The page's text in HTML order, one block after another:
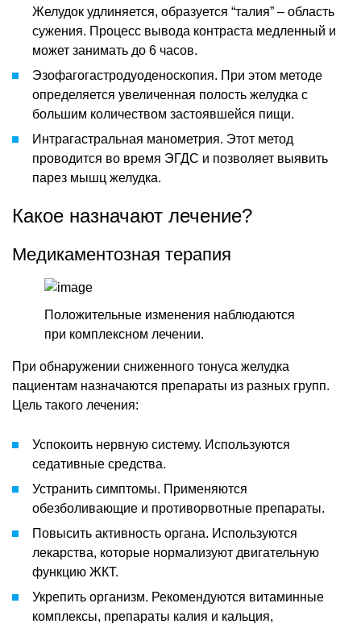
Желудок удлиняется, образуется “талия” – область
сужения. Процесс вывода контраста медленный и
может занимать до 6 часов.
Эзофагогастродуоденоскопия. При этом методе
определяется увеличенная полость желудка с
большим количеством застоявшейся пищи.
Интрагастральная манометрия. Этот метод
проводится во время ЭГДС и позволяет выявить
парез мышц желудка.
Какое назначают лечение?
Медикаментозная терапия
Положительные изменения наблюдаются
при комплексном лечении.
При обнаружении сниженного тонуса желудка
пациентам назначаются препараты из разных групп.
Цель такого лечения:
Успокоить нервную систему. Используются
седативные средства.
Устранить симптомы. Применяются
обезболивающие и противорвотные препараты.
Повысить активность органа. Используются
лекарства, которые нормализуют двигательную
функцию ЖКТ.
Укрепить организм. Рекомендуются витаминные
комплексы, препараты калия и кальция,